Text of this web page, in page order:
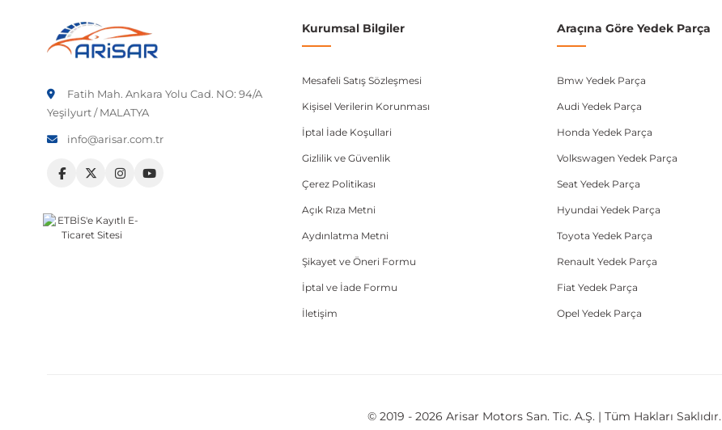
Fatih Mah. Ankara Yolu Cad. NO: 94/A
Yeşilyurt / MALATYA
info@arisar.com.tr
Kurumsal Bilgiler
Mesafeli Satış Sözleşmesi
Kişisel Verilerin Korunması
İptal İade Koşullari
Gizlilik ve Güvenlik
Çerez Politikası
Açık Rıza Metni
Aydınlatma Metni
Şikayet ve Öneri Formu
İptal ve İade Formu
İletişim
Araçına Göre Yedek Parça
Bmw Yedek Parça
Audi Yedek Parça
Honda Yedek Parça
Volkswagen Yedek Parça
Seat Yedek Parça
Hyundai Yedek Parça
Toyota Yedek Parça
Renault Yedek Parça
Fiat Yedek Parça
Opel Yedek Parça
© 2019 - 2026 Arisar Motors San. Tic. A.Ş. | Tüm Hakları Saklıdır.